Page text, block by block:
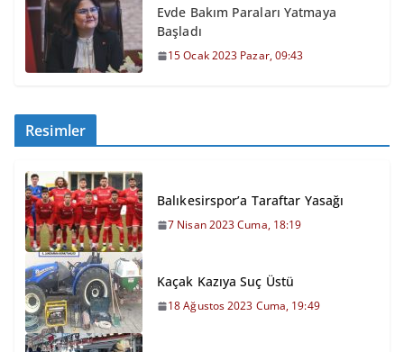
Evde Bakım Paraları Yatmaya
Başladı
15 Ocak 2023 Pazar, 09:43
Resimler
Balıkesirspor’a Taraftar Yasağı
7 Nisan 2023 Cuma, 18:19
Kaçak Kazıya Suç Üstü
18 Ağustos 2023 Cuma, 19:49